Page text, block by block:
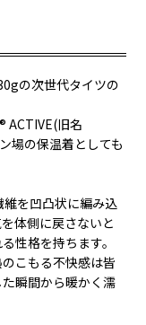
の次世代タイツの
ACTIVE(旧名
場の保温着としても
維を凹凸状に編み込
体側に戻さないと
性格を持ちます。
こもる不快感は皆
瞬間から暖かく濡